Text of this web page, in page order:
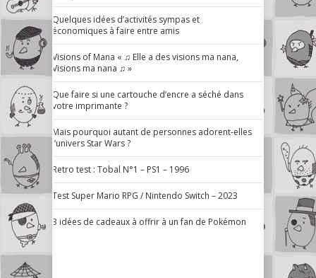
Quelques idées d’activités sympas et
économiques à faire entre amis
Visions of Mana « ♫ Elle a des visions ma nana,
Visions ma nana ♫ »
Que faire si une cartouche d’encre a séché dans
votre imprimante ?
Mais pourquoi autant de personnes adorent-elles
l’univers Star Wars ?
Retro test : Tobal N°1 – PS1 – 1996
Test Super Mario RPG / Nintendo Switch – 2023
3 idées de cadeaux à offrir à un fan de Pokémon